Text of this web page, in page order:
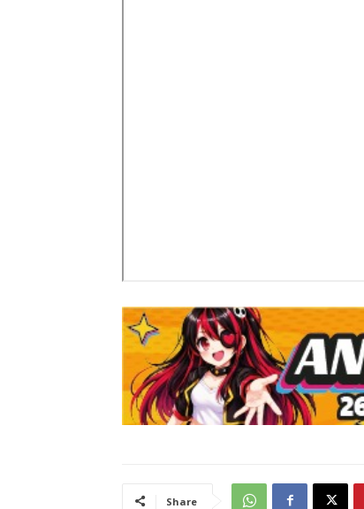
Share